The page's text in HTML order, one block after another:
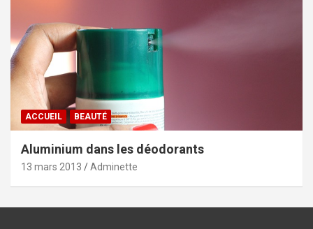
ACCUEIL BEAUTÉ
Aluminium dans les déodorants
13 mars 2013 Adminette